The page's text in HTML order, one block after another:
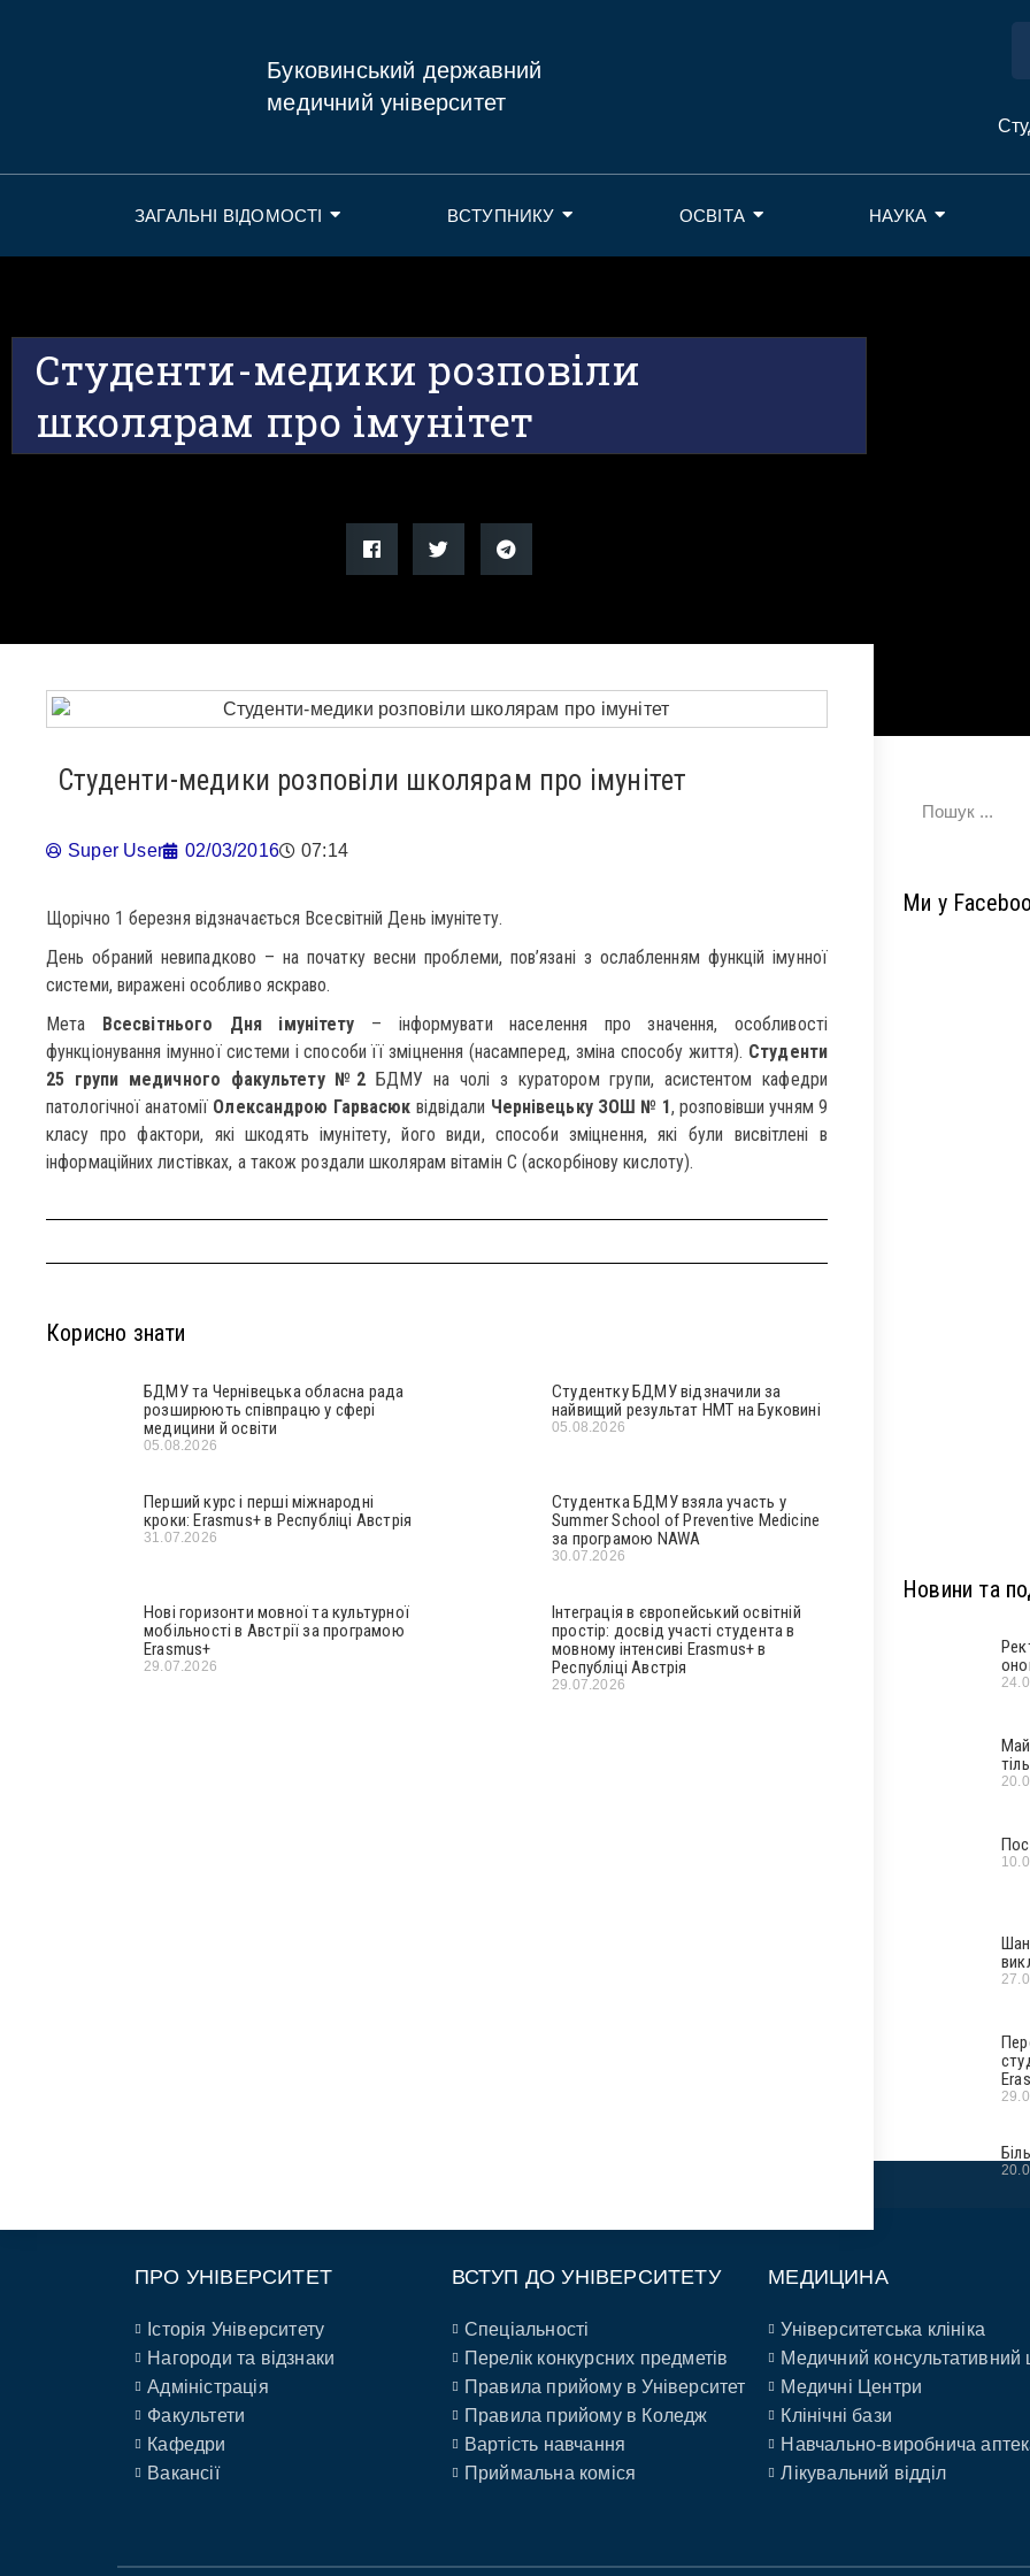
Буковинський державний
медичний університет
ЗАГАЛЬНІ ВІДОМОСТІ ВСТУПНИКУ ОСВІТА НАУКА
Студенти-медики розповіли
школярам про імунітет
Студенти-медики розповіли школярам про імунітет
Super User 02/03/2016 07:14
Щорічно 1 березня відзначається Всесвітній День імунітету.
День обраний невипадково – на початку весни проблеми, пов’язані з ослабленням функцій імунної
системи, виражені особливо яскраво.
Мета Всесвітнього Дня імунітету – інформувати населення про значення, особливості
функціонування імунної системи і способи її зміцнення (насамперед, зміна способу життя). Студенти
25 групи медичного факультету №2 БДМУ на чолі з куратором групи, асистентом кафедри
патологічної анатомії Олександрою Гарвасюк відвідали Чернівецьку ЗОШ № 1, розповівши учням 9
класу про фактори, які шкодять імунітету, його види, способи зміцнення, які були висвітлені в
інформаційних листівках, а також роздали школярам вітамін С (аскорбінову кислоту).
Корисно знати
БДМУ та Чернівецька обласна рада
розширюють співпрацю у сфері
медицини й освіти
05.08.2026
Студентку БДМУ відзначили за
найвищий результат НМТ на Буковині
05.08.2026
Перший курс і перші міжнародні
кроки: Erasmus+ в Республіці Австрія
31.07.2026
Студентка БДМУ взяла участь у
Summer School of Preventive Medicine
за програмою NAWA
30.07.2026
Нові горизонти мовної та культурної
мобільності в Австрії за програмою
Erasmus+
29.07.2026
Інтеграція в європейський освітній
простір: досвід участі студента в
мовному інтенсиві Erasmus+ в
Республіці Австрія
29.07.2026
Ми у
Новини та
ПРО УНІВЕРСИТЕТ
Історія Університету
Нагороди та відзнаки
Адміністрація
Факультети
Кафедри
Вакансії
ВСТУП ДО УНІВЕРСИТЕТУ
Спеціальності
Перелік конкурсних предметів
Правила прийому в Університет
Правила прийому в Коледж
Вартість навчання
Приймальна коміся
МЕДИЦИНА
Університетська клініка
Медичний консультативний
Медичні Центри
Клінічні бази
Навчально-виробнича
Лікувальний відділ